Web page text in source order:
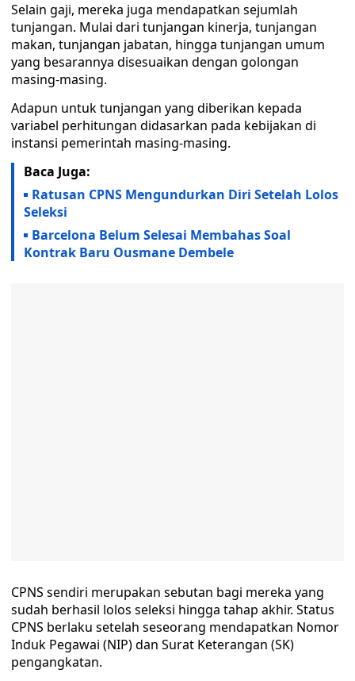
Selain gaji, mereka juga mendapatkan sejumlah
tunjangan. Mulai dari tunjangan kinerja, tunjangan
makan, tunjangan jabatan, hingga tunjangan umum
yang besarannya disesuaikan dengan golongan
masing-masing.
Adapun untuk tunjangan yang diberikan kepada
variabel perhitungan didasarkan pada kebijakan di
instansi pemerintah masing-masing.
Baca Juga:
Ratusan CPNS Mengundurkan Diri Setelah Lolos
Seleksi
Barcelona Belum Selesai Membahas Soal
Kontrak Baru Ousmane Dembele
CPNS sendiri merupakan sebutan bagi mereka yang
sudah berhasil lolos seleksi hingga tahap akhir. Status
CPNS berlaku setelah seseorang mendapatkan Nomor
Induk Pegawai (NIP) dan Surat Keterangan (SK)
pengangkatan.